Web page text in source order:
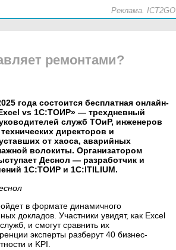
Реклама. ICT2GO
ремонтами?
года состоится бесплатная онлайн-
vs 1С:ТОИР» — трехдневный
служб ТОиР, инженеров
директоров и
от хаоса, аварийных
волокиты. Организатором
Деснол — разработчик и
1С:ТОИР и 1С:ITILIUM.
в формате динамичного
докладов. Участники увидят, как Excel
и смогут сравнить их
эксперты разберут 40 бизнес-
и KPI.